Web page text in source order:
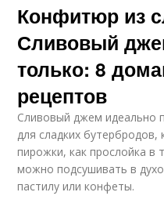
Конфитюр из
Сливовый
только: 8
рецептов
Сливовый джем идеально
для сладких бутербродов,
пирожки, как прослойка в
можно подсушивать в
пастилу или конфеты.